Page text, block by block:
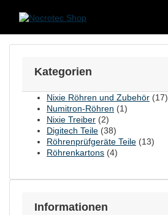
Kategorien
Nixie Röhren und Zubehör (17)
Numitron-Röhren (1)
Nixie Treiber (2)
Digitech Teile (38)
Röhrenprüfgeräte Teile (13)
Röhrenkartons (4)
Informationen